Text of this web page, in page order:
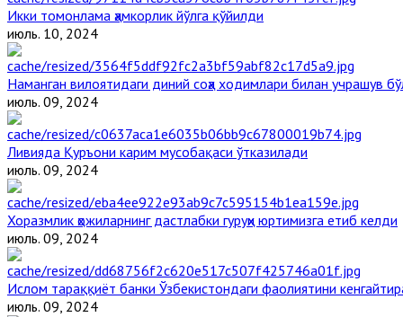
Икки томонлама ҳамкорлик йўлга қўйилди
июль. 10, 2024
Наманган вилоятидаги диний соҳа ходимлари билан учрашув
июль. 09, 2024
Ливияда Қуръони карим мусобақаси ўтказилади
июль. 09, 2024
Хоразмлик ҳожиларнинг дастлабки гуруҳи юртимизга етиб келди
июль. 09, 2024
Ислом тараққиёт банки Ўзбекистондаги фаолиятини
июль. 09, 2024